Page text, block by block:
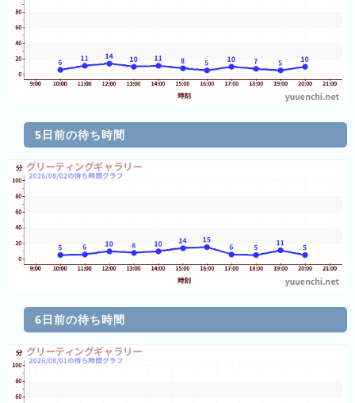
年
の
ラ
ン
去
の
ラ
ン
キ
5日前の待ち時間
6日前の待ち時間